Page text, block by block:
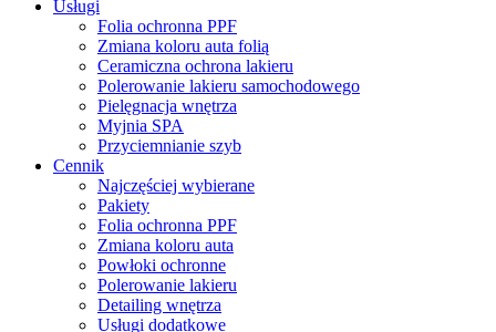
Menu
Usługi
Folia ochronna PPF
Zmiana koloru auta folią
Ceramiczna ochrona lakieru
Polerowanie lakieru samochodowego
Pielęgnacja wnętrza
Myjnia SPA
Przyciemnianie szyb
Cennik
Najczęściej wybierane
Pakiety
Folia ochronna PPF
Zmiana koloru auta
Powłoki ochronne
Polerowanie lakieru
Detailing wnętrza
Usługi dodatkowe